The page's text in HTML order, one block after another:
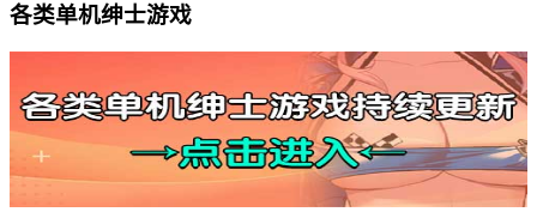
各类单机绅士游戏